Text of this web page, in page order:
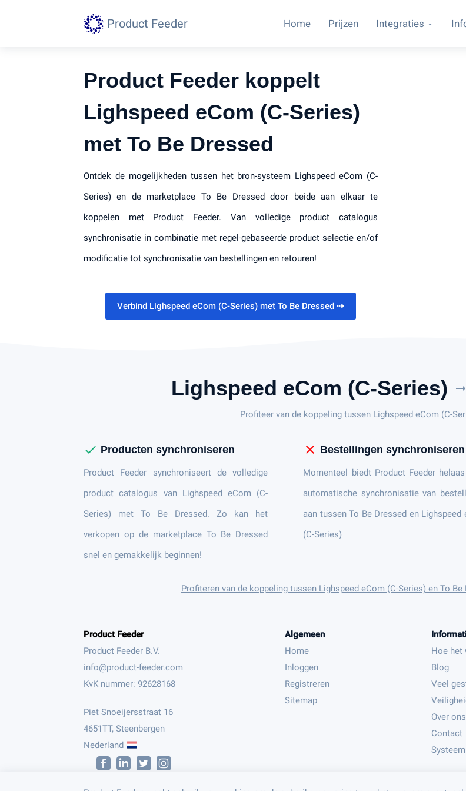
Product Feeder Home Prijzen Integraties
Product Feeder koppelt
Lighspeed eCom (C-Series)
met To Be Dressed
Ontdek de mogelijkheden tussen het bron-systeem Lighspeed eCom (C-
Series) en de marketplace To Be Dressed door beide aan elkaar te
koppelen met Product Feeder. Van volledige product catalogus
synchronisatie in combinatie met regel-gebaseerde product selectie en/of
modificatie tot synchronisatie van bestellingen en retouren!
Verbind Lighspeed eCom (C-Series) met To Be Dressed ⇢
Lighspeed eCom (C-Series) arrow_right_alt
Profiteer van de koppeling tussen Lighspeed eCom (C-
check Producten synchroniseren
Product Feeder synchroniseert de volledige
product catalogus van Lighspeed eCom (C-
Series) met To Be Dressed. Zo kan het
verkopen op de marketplace To Be Dressed
snel en gemakkelijk beginnen!
close Bestellingen synchroniseren
Momenteel biedt Product Feeder
automatische synchronisatie van
aan tussen To Be Dressed en Lighspeed
(C-Series)
Profiteren van de koppeling tussen Lighspeed eCom (C-Series) en To
Product Feeder
Product Feeder B.V.
KvK nummer: 92628168
Piet Snoeijersstraat 16
4651TT, Steenbergen
Nederland
Algemeen
Home
Inloggen
Registreren
Sitemap
Hoe het
Blog
Veel
Over ons
Contact